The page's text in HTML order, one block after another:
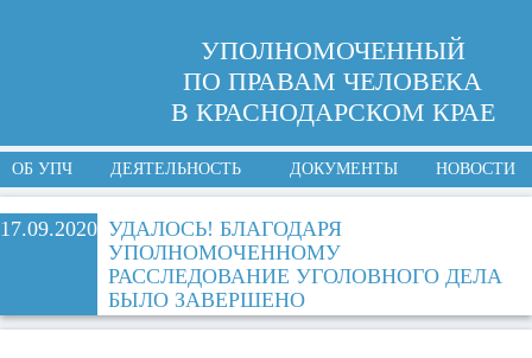
УПОЛНОМОЧЕННЫЙ
ПО ПРАВАМ ЧЕЛОВЕКА
В КРАСНОДАРСКОМ КРАЕ
ОБ УПЧ ДЕЯТЕЛЬНОСТЬ ДОКУМЕНТЫ НОВОСТИ
17.09.2020 УДАЛОСЬ! БЛАГОДАРЯ
УПОЛНОМОЧЕННОМУ
РАССЛЕДОВАНИЕ УГОЛОВНОГО ДЕЛА
БЫЛО ЗАВЕРШЕНО